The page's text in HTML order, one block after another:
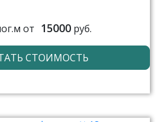
от 15000руб.
СТОИМОСТЬ